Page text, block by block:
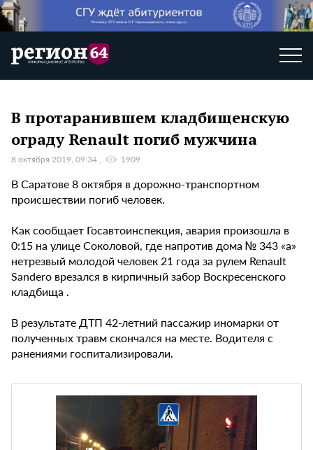
В протаранившем кладбищенскую
ограду Renault погиб мужчина
8 октября 2019, 09:34 1909
В Саратове 8 октября в дорожно-транспортном
происшествии погиб человек.
Как сообщает Госавтоинспекция, авария произошла в
0:15 на улице Соколовой, где напротив дома № 343 «а»
нетрезвый молодой человек 21 года за рулем Renault
Sandero врезался в кирпичный забор Воскресенского
кладбища .
В результате ДТП 42-летний пассажир иномарки от
полученных травм скончался на месте. Водителя с
ранениями госпитализировали.